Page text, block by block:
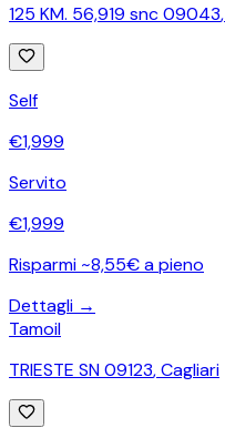
125 KM. 56,919 snc 09043,
Self
€1,999
Servito
€1,999
Risparmi ~8,55€ a pieno
Dettagli →
Tamoil
TRIESTE SN 09123,Cagliari